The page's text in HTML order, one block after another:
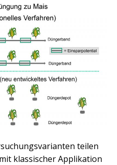
teilen
klassischer Applikation